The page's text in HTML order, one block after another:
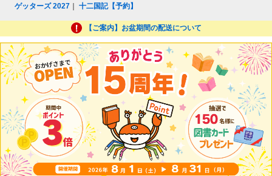
ゲッターズ 2027 ｜十二国記【予約】
【ご案内】お盆期間の配送について